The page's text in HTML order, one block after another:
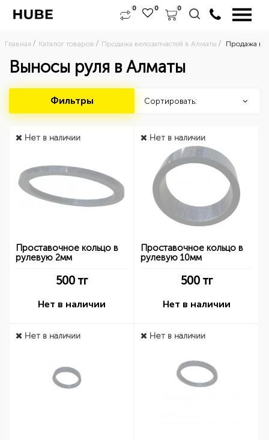
0 0 0
Главная Каталог товаров Продажа велозапчастей в Алматы Продажа
Выносы руля в Алматы
Фильтры Сортировать:
Нет в наличии
Проставочное кольцо в
рулевую 2мм
500тг
Нет в наличии
Нет в наличии
Проставочное кольцо в
рулевую 10мм
500тг
Нет в наличии
Нет в наличии Нет в наличии